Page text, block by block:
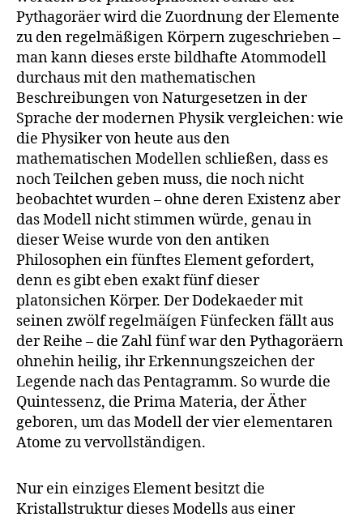
Pythagoräer wird die Zuordnung der Elemente
zu den regelmäßigen Körpern zugeschrieben –
man kann dieses erste bildhafte Atommodell
durchaus mit den mathematischen
Beschreibungen von Naturgesetzen in der
Sprache der modernen Physik vergleichen: wie
die Physiker von heute aus den
mathematischen Modellen schließen, dass es
noch Teilchen geben muss, die noch nicht
beobachtet wurden – ohne deren Existenz aber
das Modell nicht stimmen würde, genau in
dieser Weise wurde von den antiken
Philosophen ein fünftes Element gefordert,
denn es gibt eben exakt fünf dieser
platonsichen Körper. Der Dodekaeder mit
seinen zwölf regelmäígen Fünfecken fällt aus
der Reihe – die Zahl fünf war den Pythagoräern
ohnehin heilig, ihr Erkennungszeichen der
Legende nach das Pentagramm. So wurde die
Quintessenz, die Prima Materia, der Äther
geboren, um das Modell der vier elementaren
Atome zu vervollständigen.
Nur ein einziges Element besitzt die
Kristallstruktur dieses Modells aus einer